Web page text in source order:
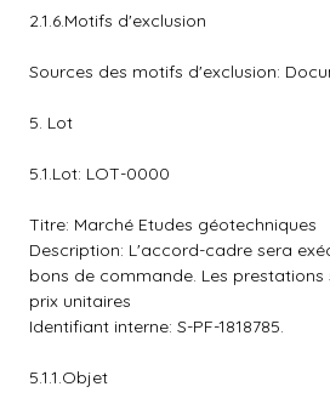
2.1.6.Motifs d'exclusion
Sources des motifs d'exclusion:
5. Lot
5.1.Lot: LOT-0000
Titre: Marché Etudes géotechniques
Description: L'accord-cadre sera
bons de commande. Les
prix unitaires
Identifiant interne: S-PF-1818785.
5.1.1.Objet